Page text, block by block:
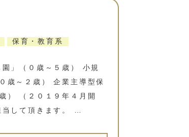
保育・教育系
」（０歳～５歳） 小規
歳～２歳） 企業主導型保
） （２０１９年４月開
当して頂きます。 …